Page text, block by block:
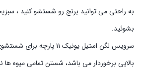
به راحتی می توانید برنج رو شستشو کنید ،
بشوئید.
سرویس لگن استیل یونیک ۱۱
بالایی برخوردار می باشد، شستن تمامی میوه ها